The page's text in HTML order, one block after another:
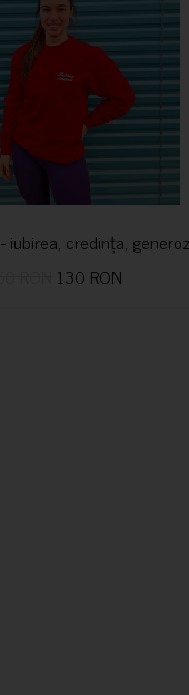
iubirea, credința,
130 RON
CUMPARA